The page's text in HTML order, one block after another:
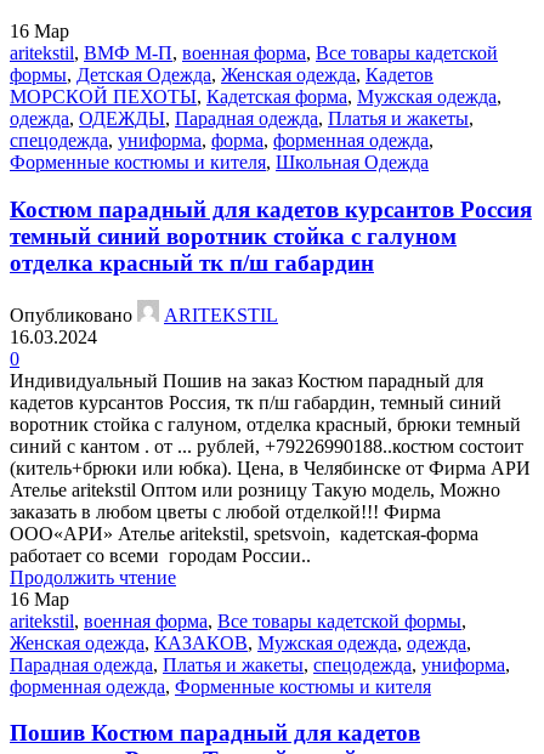
16 Мар
aritekstil, ВМФ М-П, военная форма, Все товары кадетской
формы, Детская Одежда, Женская одежда, Кадетов
МОРСКОЙ ПЕХОТЫ, Кадетская форма, Мужская одежда,
одежда, ОДЕЖДЫ, Парадная одежда, Платья и жакеты,
спецодежда, униформа, форма, форменная одежда,
Форменные костюмы и кителя, Школьная Одежда
Костюм парадный для кадетов курсантов Россия
темный синий воротник стойка с галуном
отделка красный тк п/ш габардин
Опубликовано
ARITEKSTIL
16.03.2024
0
Индивидуальный Пошив на заказ Костюм парадный для
кадетов курсантов Россия, тк п/ш габардин, темный синий
воротник стойка с галуном, отделка красный, брюки темный
синий с кантом . от ... рублей, +79226990188..костюм состоит
(китель+брюки или юбка). Цена, в Челябинске от Фирма АРИ
Ателье aritekstil Оптом или розницу Такую модель, Mожно
заказать в любом цветы с любой отделкой!!! Фирма
ООО«АРИ» Ателье aritekstil, spetsvoin, кадетская-форма
работает со всеми городам России..
Продолжить чтение
16 Мар
aritekstil, военная форма, Все товары кадетской формы,
Женская одежда, КАЗАКОВ, Мужская одежда, одежда,
Парадная одежда, Платья и жакеты, спецодежда, униформа,
форменная одежда, Форменные костюмы и кителя
Пошив Костюм парадный для кадетов